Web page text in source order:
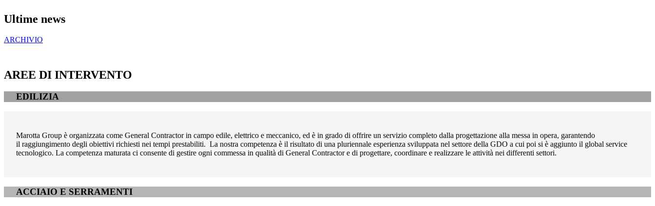
Ultime news
ARCHIVIO
AREE DI INTERVENTO
EDILIZIA
Marotta Group è organizzata come General Contractor in campo edile, elettrico e meccanico, ed è in grado di offrire un servizio completo dalla progettazione alla messa in opera, garantendo
il raggiungimento degli obiettivi richiesti nei tempi prestabiliti. La nostra competenza è il risultato di una pluriennale esperienza sviluppata nel settore della GDO a cui poi si è aggiunto il global service
tecnologico. La competenza maturata ci consente di gestire ogni commessa in qualità di General Contractor e di progettare, coordinare e realizzare le attività nei differenti settori.
ACCIAIO E SERRAMENTI